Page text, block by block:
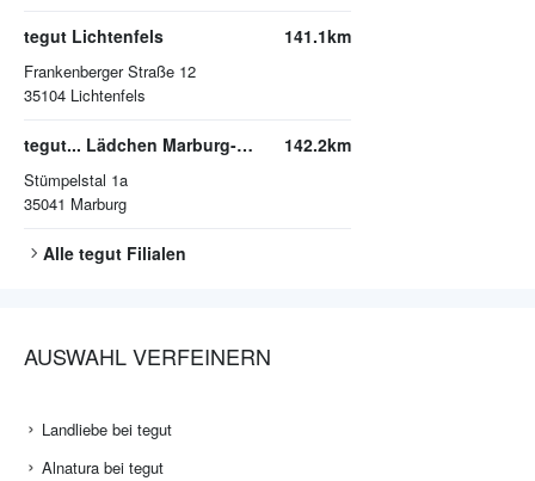
tegut Lichtenfels
Frankenberger Straße 12
35104 Lichtenfels
141.1km
tegut... Lädchen Marburg-Michelbach
Stümpelstal 1a
35041 Marburg
142.2km
Alle tegut Filialen
AUSWAHL VERFEINERN
Landliebe bei tegut
Alnatura bei tegut